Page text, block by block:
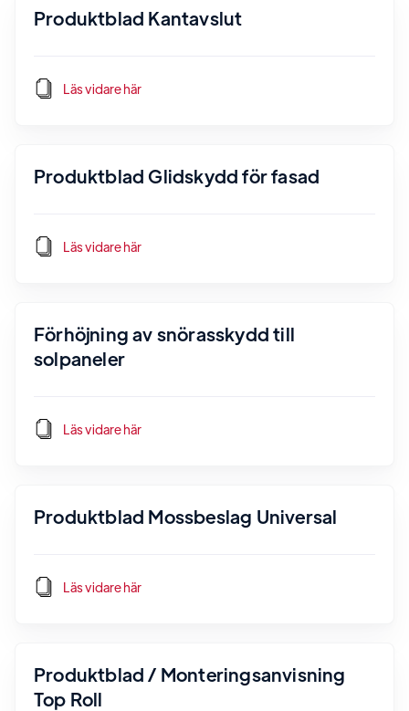
Produktblad Kantavslut
Läs vidare här
Produktblad Glidskydd för fasad
Läs vidare här
Förhöjning av snörasskydd till
solpaneler
Läs vidare här
Produktblad Mossbeslag Universal
Läs vidare här
Produktblad / Monteringsanvisning
Top Roll